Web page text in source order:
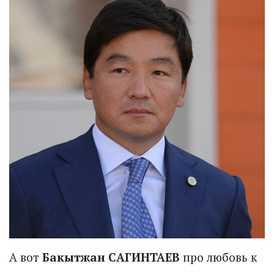
А вот Бакытжан САГИНТАЕВ про любовь к